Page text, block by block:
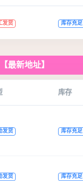
发货 库存充足
最新地址】
库存
发货 库存充足
发货 库存充足